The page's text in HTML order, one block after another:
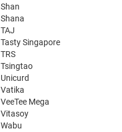
Shan
Shana
TAJ
Tasty Singapore
TRS
Tsingtao
Unicurd
Vatika
VeeTee Mega
Vitasoy
Wabu